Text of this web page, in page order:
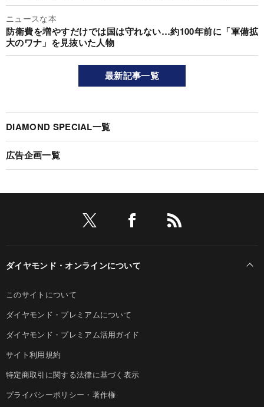
ニュースな本
防衛費を増やすだけでは国は守れない…約100年前に「軍備拡
大のワナ」を見抜いた人物
最新記事一覧
DIAMOND SPECIAL一覧
広告企画一覧
ダイヤモンド・オンラインについて
このサイトについて
ダイヤモンド・プレミアムについて
ダイヤモンド・プレミアム活用ガイド
サイト利用規約
特定商取引に関する法律に基づく表示
プライバシーポリシー・著作権